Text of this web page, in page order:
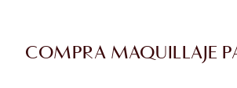
COMPRA MAQUILLAJE